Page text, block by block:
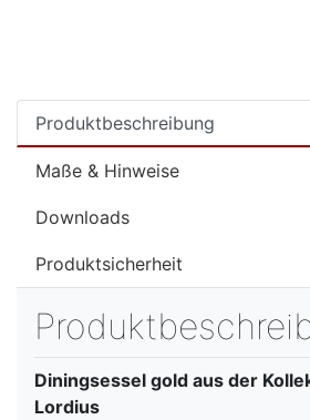
Produktbeschreibung
Maße & Hinweise
Downloads
Produktsicherheit
Diningsessel gold aus der
Lordius